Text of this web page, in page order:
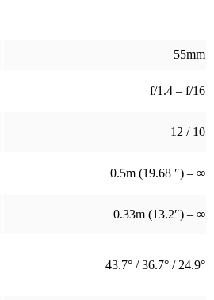
55mm
f/1.4 – f/16
12 / 10
0.5m (19.68 ″) – ∞
0.33m (13.2″) – ∞
43.7° / 36.7° / 24.9°